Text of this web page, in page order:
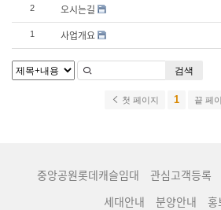
2 오시는길
1 사업개요
검색
첫 페이지 1 끝 페
중앙공원롯데캐슬임대 관심고객등록
세대안내
분양안내 홍